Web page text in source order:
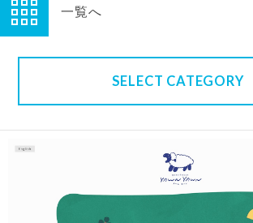
一覧へ
SELECT CATEGORY